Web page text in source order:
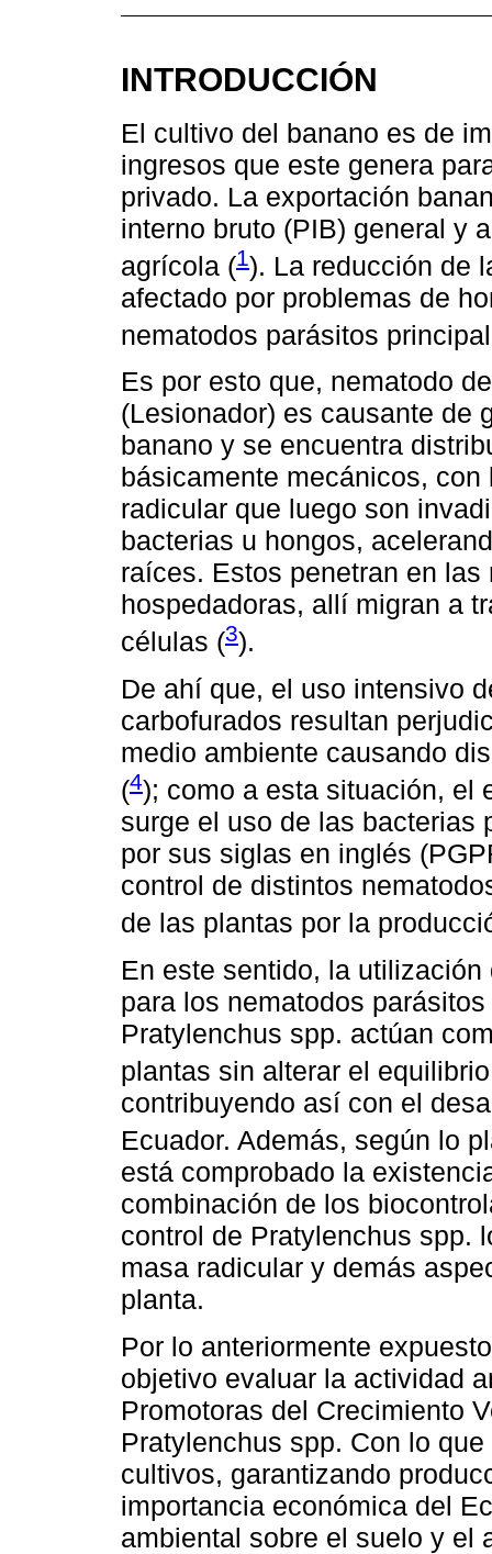
INTRODUCCIÓN
El cultivo del banano es de
ingresos que este genera
privado. La exportación
interno bruto (PIB) general y
agrícola (1). La reducción de
afectado por problemas de
nematodos parásitos
Es por esto que, nematodo
(Lesionador) es causante de
banano y se encuentra
básicamente mecánicos,
radicular que luego son
bacterias u hongos,
raíces. Estos penetran en
hospedadoras, allí migran a
células (3).
De ahí que, el uso intensivo
carbofurados resultan
medio ambiente causando
(4); como a esta situación, el
surge el uso de las bacterias
por sus siglas en inglés
control de distintos
de las plantas por la
En este sentido, la
para los nematodos
Pratylenchus spp. actúan
plantas sin alterar el
contribuyendo así con el
Ecuador. Además, según lo
está comprobado la
combinación de los
control de Pratylenchus spp.
masa radicular y demás
planta.
Por lo anteriormente
objetivo evaluar la actividad
Promotoras del Crecimiento
Pratylenchus spp. Con lo
cultivos, garantizando
importancia económica del
ambiental sobre el suelo y el